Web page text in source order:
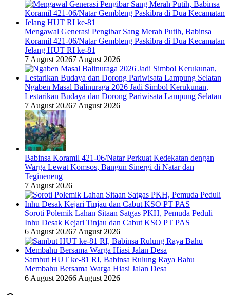
Mengawal Generasi Pengibar Sang Merah Putih, Babinsa
Koramil 421-06/Natar Gembleng Paskibra di Dua Kecamatan
Jelang HUT RI ke-81
7 August 20267 August 2026
Ngaben Masal Balinuraga 2026 Jadi Simbol Kerukunan,
Lestarikan Budaya dan Dorong Pariwisata Lampung Selatan
7 August 20267 August 2026
Babinsa Koramil 421-06/Natar Perkuat Kedekatan dengan
Warga Lewat Komsos, Bangun Sinergi di Natar dan
Tegineneng
7 August 2026
Soroti Polemik Lahan Sitaan Satgas PKH, Pemuda Peduli
Inhu Desak Kejari Tinjau dan Cabut KSO PT PAS
6 August 20267 August 2026
Sambut HUT ke-81 RI, Babinsa Rulung Raya Bahu
Membahu Bersama Warga Hiasi Jalan Desa
6 August 20266 August 2026